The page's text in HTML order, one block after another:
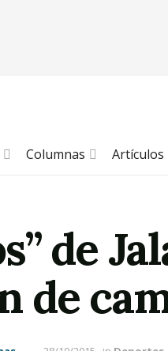
Columnas Artículos
de
de